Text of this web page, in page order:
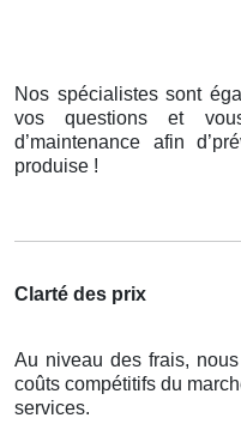
Nos spécialistes sont
vos questions et
d’maintenance afin
produise !
Clarté des prix
Au niveau des frais,
coûts compétitifs du
services.